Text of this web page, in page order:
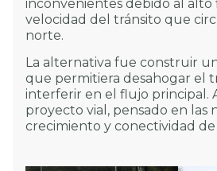
inconvenientes debido al alto
velocidad del tránsito que
norte.
La alternativa fue construir
que permitiera desahogar el
interferir en el flujo principal.
proyecto vial, pensado en las
crecimiento y conectividad de